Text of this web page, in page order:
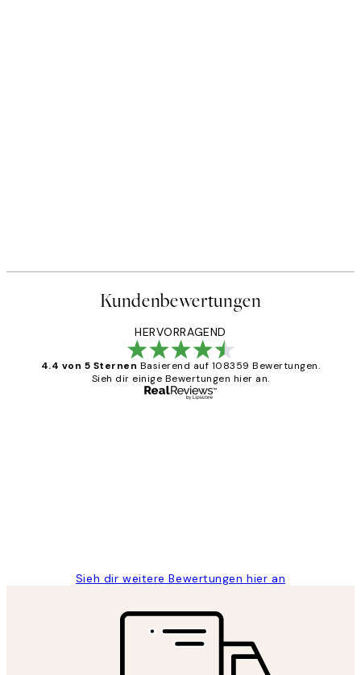
Kundenbewertungen
HERVORRAGEND
4.4 von 5 Sternen Basierend auf 108359 Bewertungen.
Sieh dir einige Bewertungen hier an.
Sieh dir weitere Bewertungen hier an